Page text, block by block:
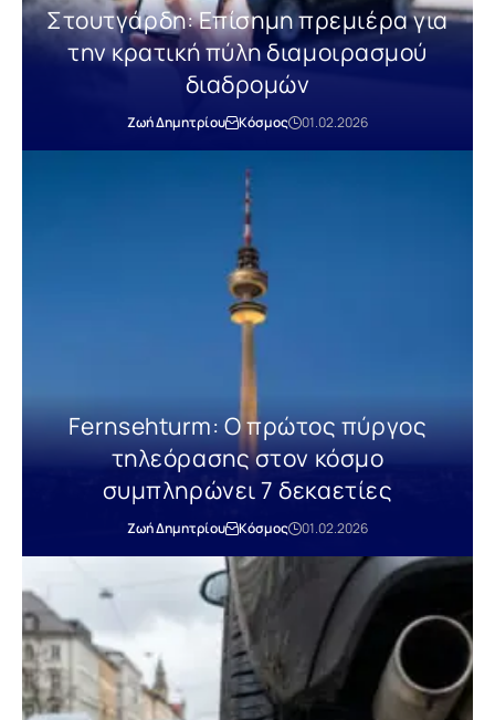
Στουτγάρδη: Επίσημη πρεμιέρα για
την κρατική πύλη διαμοιρασμού
διαδρομών
Ζωή Δημητρίου Κόσμος 01.02.2026
Fernsehturm: Ο πρώτος πύργος
τηλεόρασης στον κόσμο
συμπληρώνει 7 δεκαετίες
Ζωή Δημητρίου Κόσμος 01.02.2026